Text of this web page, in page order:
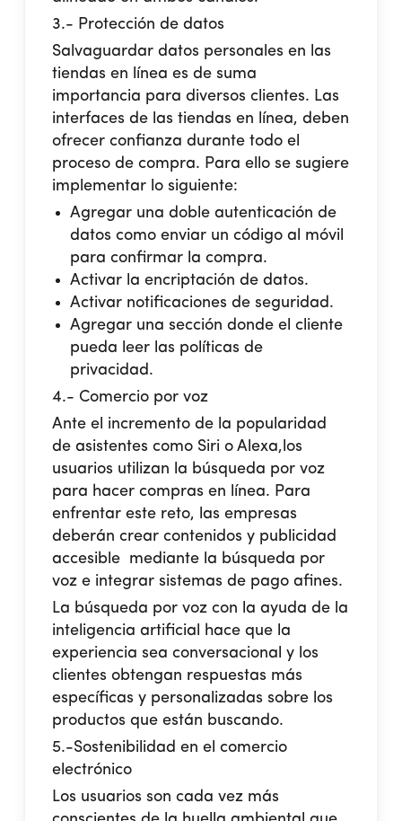
3.- Protección de datos
Salvaguardar datos personales en las
tiendas en línea es de suma
importancia para diversos clientes. Las
interfaces de las tiendas en línea, deben
ofrecer confianza durante todo el
proceso de compra. Para ello se sugiere
implementar lo siguiente:
Agregar una doble autenticación de
datos como enviar un código al móvil
para confirmar la compra.
Activar la encriptación de datos.
Activar notificaciones de seguridad.
Agregar una sección donde el cliente
pueda leer las políticas de
privacidad.
4.- Comercio por voz
Ante el incremento de la popularidad
de asistentes como Siri o Alexa,los
usuarios utilizan la búsqueda por voz
para hacer compras en línea. Para
enfrentar este reto, las empresas
deberán crear contenidos y publicidad
accesible mediante la búsqueda por
voz e integrar sistemas de pago afines.
La búsqueda por voz con la ayuda de la
inteligencia artificial hace que la
experiencia sea conversacional y los
clientes obtengan respuestas más
específicas y personalizadas sobre los
productos que están buscando.
5.-Sostenibilidad en el comercio
electrónico
Los usuarios son cada vez más